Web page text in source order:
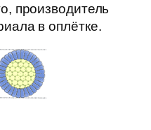
производитель
в оплётке.